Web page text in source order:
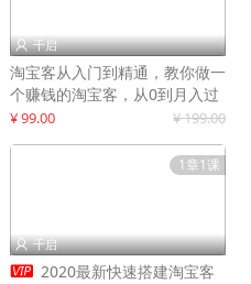
 千启
淘宝客从入门到精通，教你做一
个赚钱的淘宝客，从0到月入过
万
¥ 99.00 ¥ 199.00
1章1课
 千启
 2020最新快速搭建淘宝客